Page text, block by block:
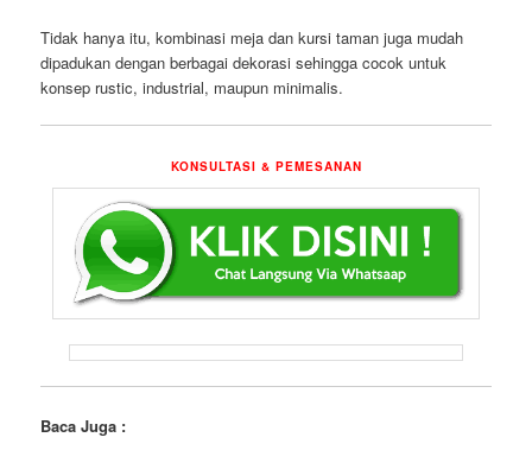
Tidak hanya itu, kombinasi meja dan kursi taman juga mudah
dipadukan dengan berbagai dekorasi sehingga cocok untuk
konsep rustic, industrial, maupun minimalis.
KONSULTASI & PEMESANAN
Baca Juga :